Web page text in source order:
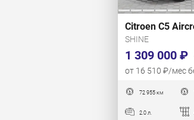
Citroen C5
SHINE
1 309 000 ₽
от 16 510 ₽/мес
72 955 км
2.0 л.